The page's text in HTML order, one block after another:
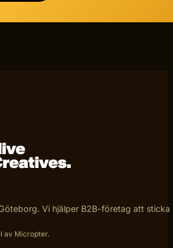
Vi hjälper B2B-företag att
av Micropter.